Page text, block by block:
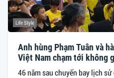
Life Style
Anh hùng Phạm Tuân và
Việt Nam chạm tới không
46 năm sau chuyến bay lịch